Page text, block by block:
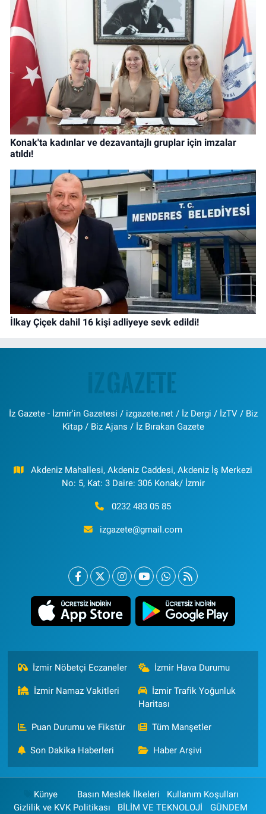
Konak'ta kadınlar ve dezavantajlı gruplar için imzalar
atıldı!
İlkay Çiçek dahil 16 kişi adliyeye sevk edildi!
İz Gazete - İzmir'in Gazetesi / izgazete.net / İz Dergi / İzTV / Biz
Kitap / Biz Ajans / İz Bırakan Gazete
Akdeniz Mahallesi, Akdeniz Caddesi, Akdeniz İş Merkezi
No: 5, Kat: 3 Daire: 306 Konak/ İzmir
0232 483 05 85
izgazete@gmail.com
İzmir Nöbetçi Eczaneler İzmir Hava Durumu
İzmir Namaz Vakitleri
İzmir Trafik Yoğunluk
Haritası
Puan Durumu ve Fikstür Tüm Manşetler
Son Dakika Haberleri Haber Arşivi
Künye Basın Meslek İlkeleri
Kullanım Koşulları
Gizlilik ve KVK Politikası
BİLİM VE TEKNOLOJİ GÜNDEM